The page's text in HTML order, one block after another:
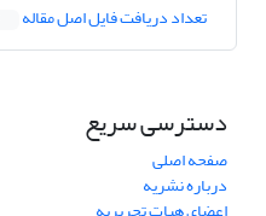
تعداد دریافت فایل اصل مقاله
دسترسی سریع
صفحه اصلی
درباره نشریه